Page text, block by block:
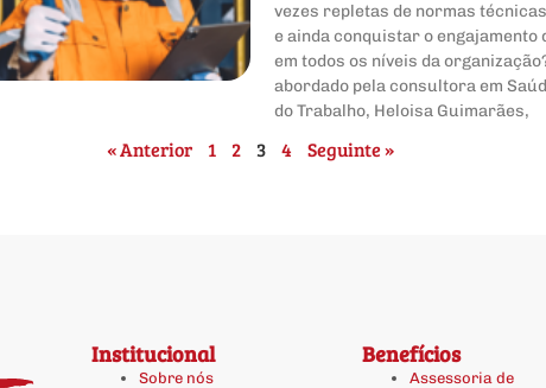
vezes repletas de normas
e ainda conquistar o
em todos os níveis da
abordado pela consultora em
do Trabalho, Heloisa Guimarães,
« Anterior 1 2 3 4 Seguinte »
Institucional
Sobre nós
Benefícios
Assessoria de